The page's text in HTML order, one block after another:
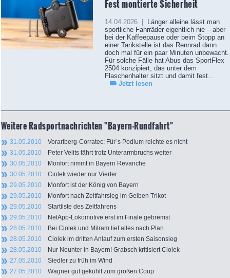
Fest montierte Sicherheit
14.04.2026 |
Länger alleine lässt man
sportliche Fahrräder eigentlich nie – aber
bei der Kaffeepause oder beim Stopp an
einer Tankstelle ist das Rennrad dann
doch mal für ein paar Minuten unbewacht.
Für solche Fälle hat Abus das SportFlex
2504 konzipiert, das unter dem
Flaschenhalter sitzt und damit fest...
Jetzt lesen
Weitere Radsportnachrichten "Bayern-Rundfahrt"
31.05.2010 Vorarlberg-Corratec: Für´s Podium reichte es nicht
31.05.2010 Peter Velits fährt trotz Unterarmbruchs weiter
30.05.2010 Monfort nimmt in Bayern Revanche
30.05.2010 Ciolek wieder nur Vierter
29.05.2010 Monfort ist der König von Bayern
29.05.2010 Monfort nach Zeitfahrsieg im Gelben Trikot
29.05.2010 Startliste des Zeitfahrens
29.05.2010 NetApp-Lokomotive erst im Finale gebremst
28.05.2010 Bei Ciolek und Milram lief alles nach Plan
28.05.2010 Ciolek im dritten Anlauf zum ersten Saisonsieg
28.05.2010 Nur Neunter in Bayern! Grabsch kritisiert Ciolek
27.05.2010 Siedler zu früh im Wind
27.05.2010 Wagner gut gekühlt zum großen Coup